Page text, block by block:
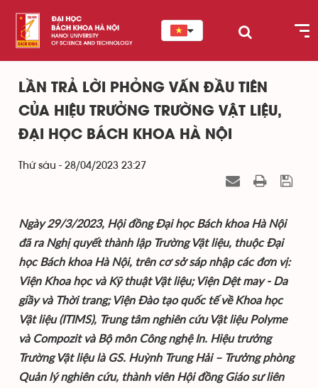
LẦN TRẢ LỜI PHỎNG VẤN ĐẦU TIÊN
CỦA HIỆU TRƯỞNG TRƯỜNG VẬT LIỆU,
ĐẠI HỌC BÁCH KHOA HÀ NỘI
Thứ sáu - 28/04/2023 23:27
Ngày 29/3/2023, Hội đồng Đại học Bách khoa Hà Nội
đã ra Nghị quyết thành lập Trường Vật liệu, thuộc Đại
học Bách khoa Hà Nội, trên cơ sở sáp nhập các đơn vị:
Viện Khoa học và Kỹ thuật Vật liệu; Viện Dệt may - Da
giầy và Thời trang; Viện Đào tạo quốc tế về Khoa học
Vật liệu (ITIMS), Trung tâm nghiên cứu Vật liệu Polyme
và Compozit và Bộ môn Công nghệ In. Hiệu trưởng
Trường Vật liệu là GS. Huỳnh Trung Hải – Trưởng phòng
Quản lý nghiên cứu, thành viên Hội đồng Giáo sư liên